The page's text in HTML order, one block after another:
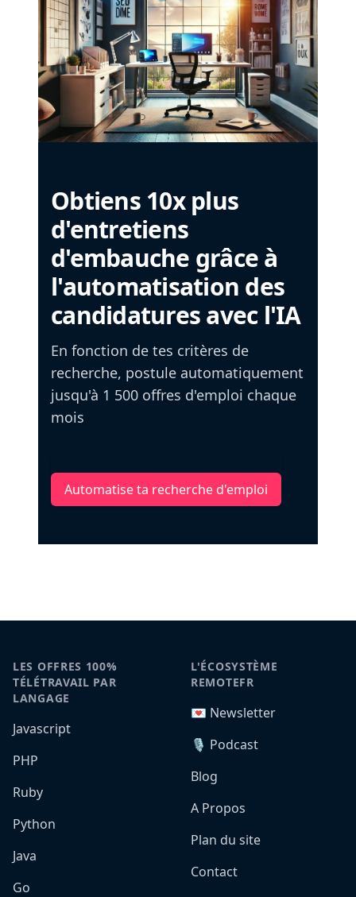
Obtiens 10x plus
d'entretiens
d'embauche grâce à
l'automatisation des
candidatures avec l'IA
En fonction de tes critères de
recherche, postule automatiquement
jusqu'à 1 500 offres d'emploi chaque
mois
Automatise ta recherche d'emploi
LES OFFRES 100%
TÉLÉTRAVAIL PAR
LANGAGE
Javascript
PHP
Ruby
Python
Java
Go
L'ÉCOSYSTÈME
REMOTEFR
💌 Newsletter
🎙️ Podcast
Blog
A Propos
Plan du site
Contact